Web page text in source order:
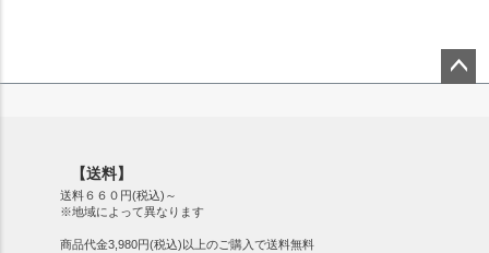
【送料】
送料６６０円(税込)～
※地域によって異なります
商品代金3,980円(税込)以上のご購入で送料無料